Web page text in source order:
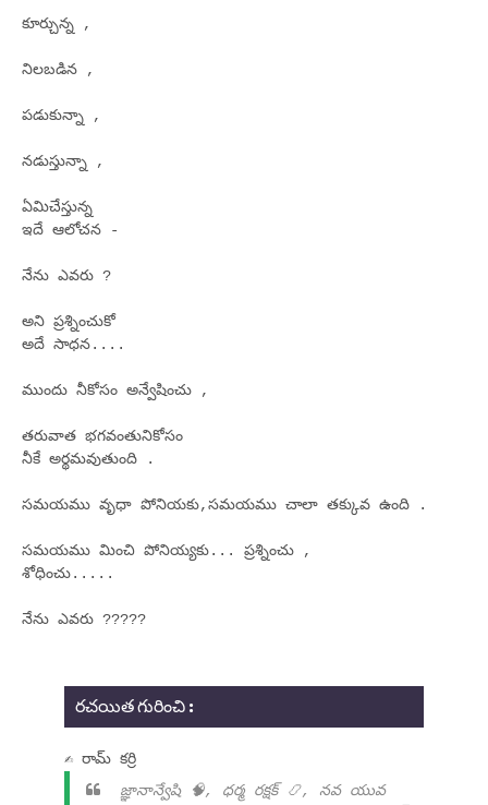
కూర్చున్న ,
నిలబడిన ,
పడుకున్నా ,
నడుస్తున్నా ,
ఏమిచేస్తున్న
ఇదే ఆలోచన -
నేను ఎవరు ?
అని ప్రశ్నించుకో
అదే సాధన....
ముందు నీకోసం అన్వేషించు ,
తరువాత భగవంతునికోసం
నీకే అర్థమవుతుంది .
సమయము వృధా పోనియకు,సమయము చాలా తక్కువ ఉంది .
సమయము మించి పోనియ్యకు... ప్రశ్నించు ,
శోధించు.....
నేను ఎవరు ?????
రచయిత గురించి :
✍ రామ్ కర్రి
జ్ఞానాన్వేషి 🧠, ధర్మ రక్షక్ 📿, నవ యువ